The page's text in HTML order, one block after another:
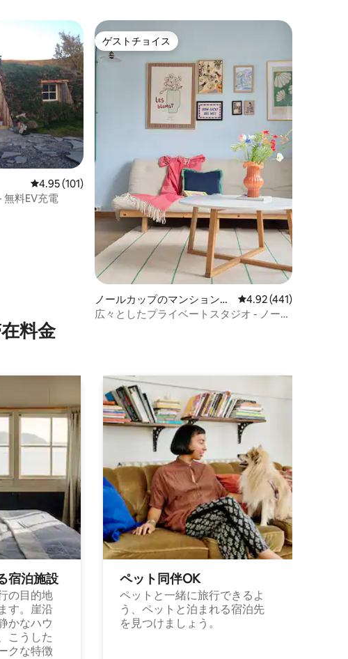
評価
す。
レビュー101件、5つ星中4.95つ星の平均評価
4.95 (101)
無料EV充電
ゲストチョイス
ゲストチョイス
ノールカップのマンション・
アパート
レビュー441件、5つ
4.92 (441)
広々としたプライベートスタジオ - ノース
料⁠金
宿⁠泊施⁠設
の目的地
す。崖沿
かなハウ
こうした
クな特徴
ペット同⁠伴OK
ペットと一緒に旅行できるよ
う、ペットと泊まれる宿泊先
を見つけましょう。